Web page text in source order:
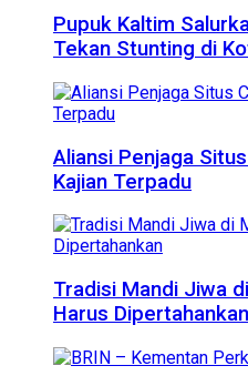
Pupuk Kaltim
Tekan Stunting di
Aliansi Penjaga
Kajian Terpadu
Tradisi Mandi Jiwa
Harus Dipertahankan